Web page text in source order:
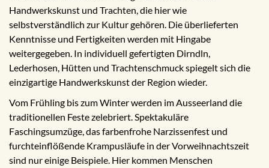
Handwerkskunst und Trachten, die hier wie
selbstverständlich zur Kultur gehören. Die überlieferten
Kenntnisse und Fertigkeiten werden mit Hingabe
weitergegeben. In individuell gefertigten Dirndln,
Lederhosen, Hütten und Trachtenschmuck spiegelt sich die
einzigartige Handwerkskunst der Region wieder.
Vom Frühling bis zum Winter werden im Ausseerland die
traditionellen Feste zelebriert. Spektakuläre
Faschingsumzüge, das farbenfrohe Narzissenfest und
furchteinflößende Krampusläufe in der Vorweihnachtszeit
sind nur einige Beispiele. Hier kommen Menschen